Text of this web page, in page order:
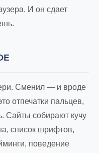
И он сдает
Сменил — и вроде
отпечатки пальцев,
Сайты собирают кучу
список шрифтов,
поведение